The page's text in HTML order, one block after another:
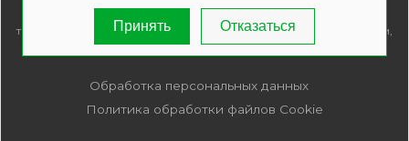
товаров и (или) услуг , пожалуйста, обращайтесь по телефонам,
указанным на сайте.
Обработка персональных данных
Политика обработки файлов Cookie
Принять Отказаться